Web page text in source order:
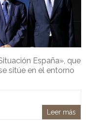
España», que
sitúe en el entorno
Leer más